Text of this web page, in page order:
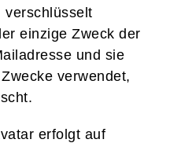
verschlüsselt
einzige Zweck der
und sie
verwendet,
erfolgt auf